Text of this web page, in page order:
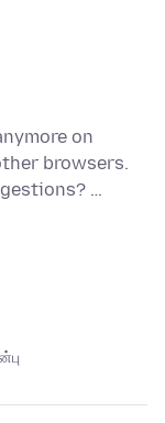
on
browsers.
…